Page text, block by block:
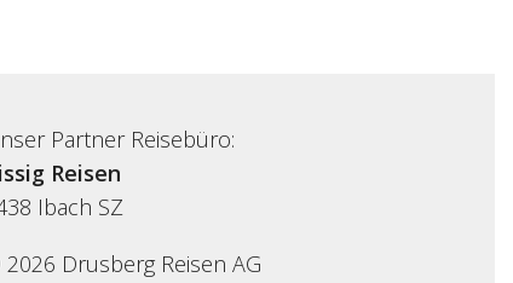
Partner Reisebüro:
Reisen
Ibach SZ
Drusberg Reisen AG